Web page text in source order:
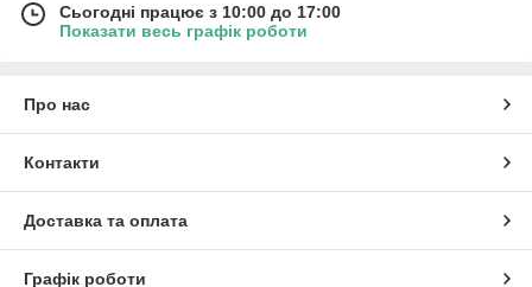
Сьогодні працює з 10:00 до 17:00
Показати весь графік роботи
Про нас
Контакти
Доставка та оплата
Графік роботи